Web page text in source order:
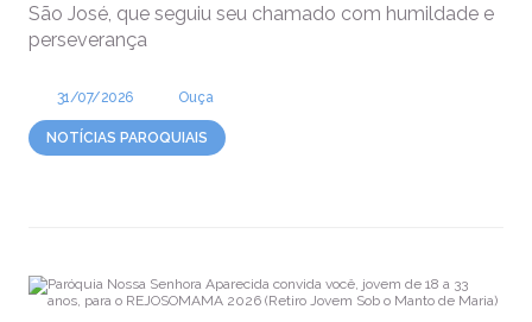
São José, que seguiu seu chamado com humildade e
perseverança
31/07/2026 Ouça
NOTÍCIAS PAROQUIAIS